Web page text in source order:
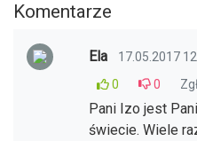
Komentarze
Ela 17.05.2017
0
0
Pani Izo jest
świecie. Wiele